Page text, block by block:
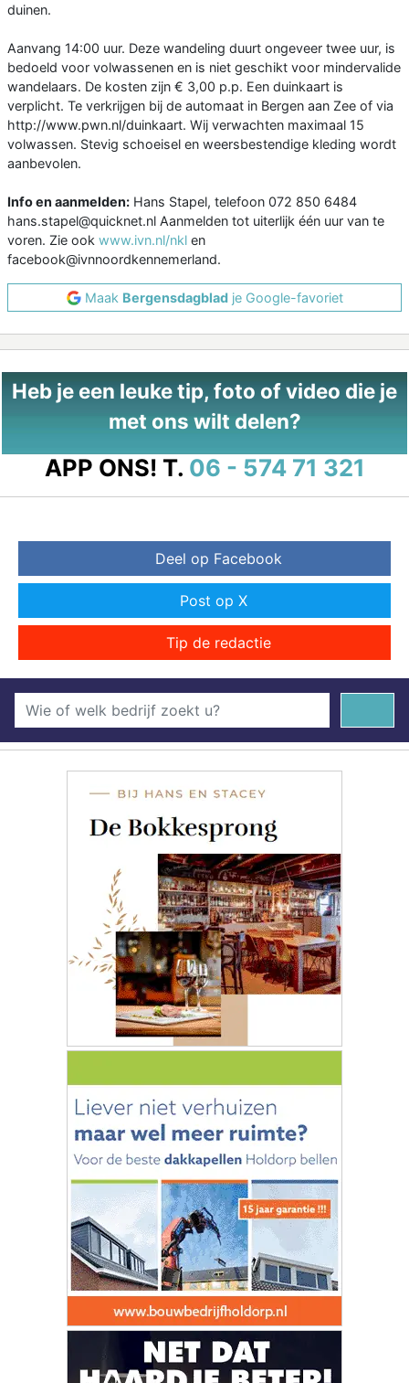
duinen.
Aanvang 14:00 uur. Deze wandeling duurt ongeveer twee uur, is
bedoeld voor volwassenen en is niet geschikt voor mindervalide
wandelaars. De kosten zijn € 3,00 p.p. Een duinkaart is
verplicht. Te verkrijgen bij de automaat in Bergen aan Zee of via
http://www.pwn.nl/duinkaart. Wij verwachten maximaal 15
volwassen. Stevig schoeisel en weersbestendige kleding wordt
aanbevolen.
Info en aanmelden: Hans Stapel, telefoon 072 850 6484
hans.stapel@quicknet.nl Aanmelden tot uiterlijk één uur van te
voren. Zie ook www.ivn.nl/nkl en
facebook@ivnnoordkennemerland.
Maak Bergensdagbladje Google-favoriet
Heb je een leuke tip, foto of video die je
met ons wilt delen?
APP ONS! T. 06 - 574 71 321
Deel op Facebook
Post op X
Tip de redactie